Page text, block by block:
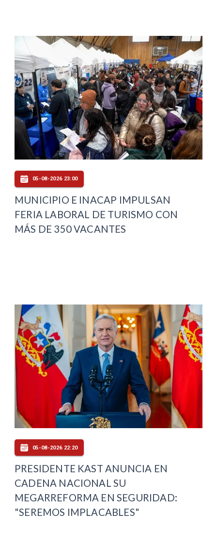
05-08-2026 23:00
MUNICIPIO E INACAP IMPULSAN
FERIA LABORAL DE TURISMO CON
MÁS DE 350 VACANTES
05-08-2026 22:20
PRESIDENTE KAST ANUNCIA EN
CADENA NACIONAL SU
MEGARREFORMA EN SEGURIDAD:
"SEREMOS IMPLACABLES"